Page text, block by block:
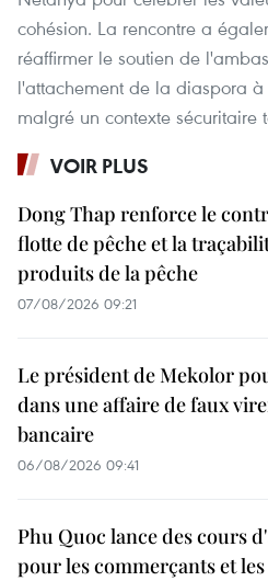
cohésion. La rencontre a
réaffirmer le soutien de
l'attachement de la diaspora à
malgré un contexte sécuritaire
VOIR PLUS
Dong Thap renforce le
flotte de pêche et la
produits de la pêche
07/08/2026 09:21
Le président de Mekolor
dans une affaire de faux
bancaire
06/08/2026 09:41
Phu Quoc lance des cours
pour les commerçants et les